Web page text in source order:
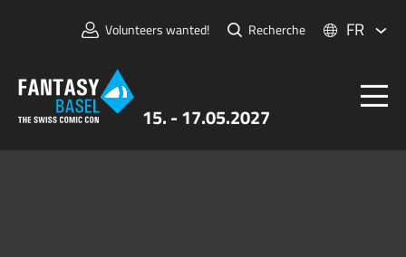
15. - 17.05.2027
Volunteers wanted! Recherche FR